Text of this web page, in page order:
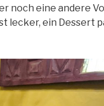
noch eine andere
lecker, ein Dessert